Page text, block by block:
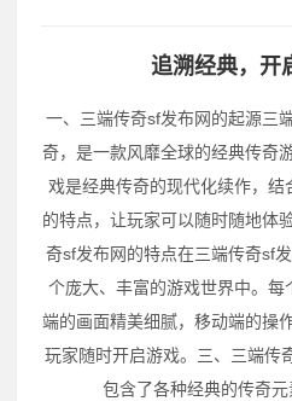
追溯经典，开
一、三端传奇sf发布网的起源三
奇，是一款风靡全球的经典传奇
戏是经典传奇的现代化续作，
的特点，让玩家可以随时随地体
奇sf发布网的特点在三端传奇sf
个庞大、丰富的游戏世界中。
端的画面精美细腻，移动端的操
玩家随时开启游戏。三、三端传
包含了各种经典的传奇